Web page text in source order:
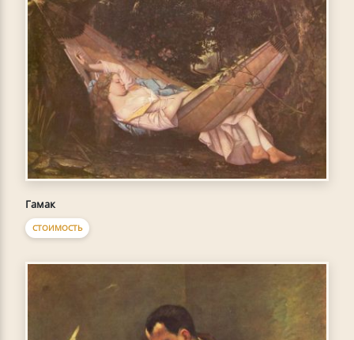
Гамак
СТОИМОСТЬ